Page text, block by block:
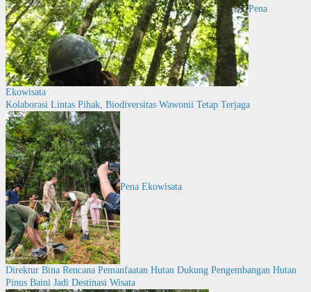
Pena
Ekowisata
Kolaborasi Lintas Pihak, Biodiversitas Wawonii Tetap Terjaga
Pena Ekowisata
Direktur Bina Rencana Pemanfaatan Hutan Dukung Pengembangan Hutan
Pinus Baini Jadi Destinasi Wisata